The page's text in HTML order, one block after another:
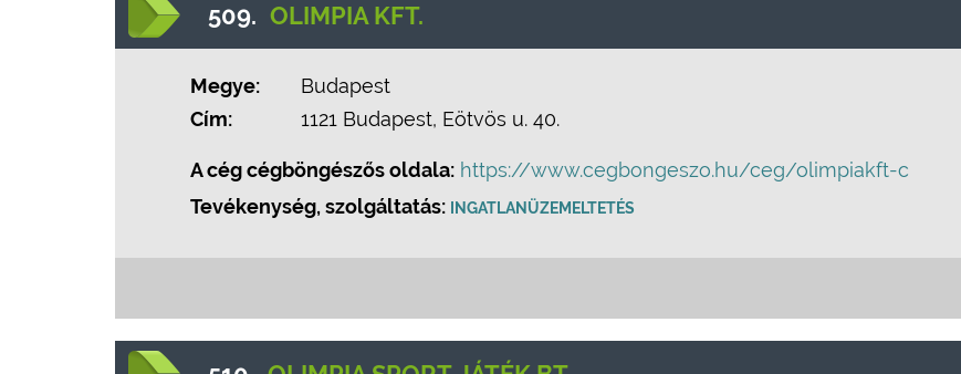
509. OLIMPIA KFT.
Megye:
Budapest
Cím:
1121 Budapest, Eötvös u. 40.
A cég cégböngészős oldala: https://www.cegbongeszo.hu/ceg/olimpiakft-c
Tevékenység, szolgáltatás:
INGATLANÜZEMELTETÉS